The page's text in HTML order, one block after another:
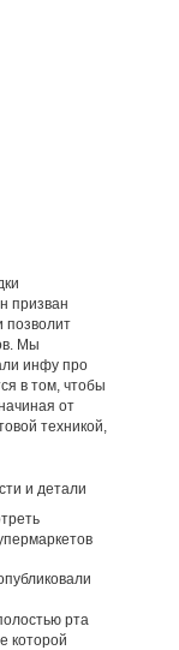
призван
позволит
Мы
инфу про
в том, чтобы
от
техникой,
и детали
рта
которой